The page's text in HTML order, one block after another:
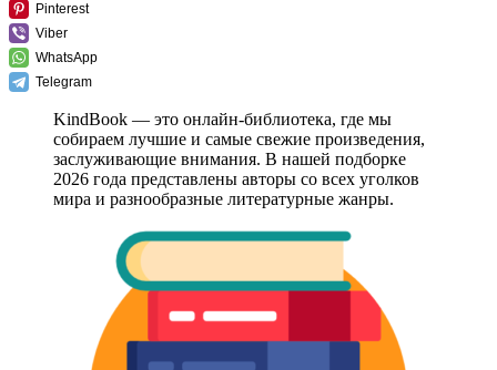
Pinterest
Viber
WhatsApp
Telegram
KindBook — это онлайн-библиотека, где мы
собираем лучшие и самые свежие произведения,
заслуживающие внимания. В нашей подборке
2026 года представлены авторы со всех уголков
мира и разнообразные литературные жанры.